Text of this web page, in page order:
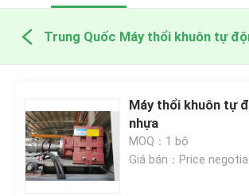
Trung Quốc Máy thổi khuôn tự
Máy thổi khuôn tự
nhựa
MOQ：1 bộ
Giá bán：Price